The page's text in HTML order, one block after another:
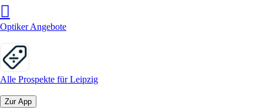
Optiker Angebote
Alle Prospekte für Leipzig
Zur App